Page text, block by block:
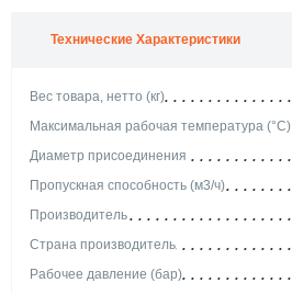
Технические Характеристики
Вес товара, нетто (кг)
Максимальная рабочая температура (°С)
Диаметр присоединения
Пропускная способность (м3/ч)
Производитель
Страна производитель
Рабочее давление (бар)